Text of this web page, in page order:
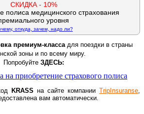
СКИДКА - 10%
полиса медицинского страхования
уровня
откуда, зачем, надо ли?
премиум-классадля поездки в страны
зоны и по всему миру.
Попробуйте ЗДЕСЬ:
KRASS на сайте компании TripInsuranse,
вам автоматически.